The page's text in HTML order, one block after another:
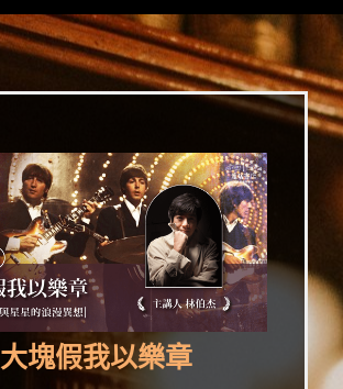
大塊假我以樂章